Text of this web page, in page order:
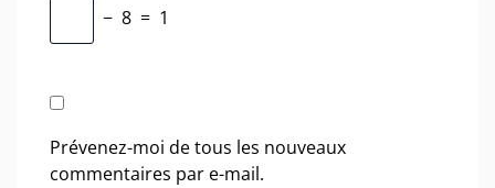
− 8 = 1
Prévenez-moi de tous les nouveaux
commentaires par e-mail.